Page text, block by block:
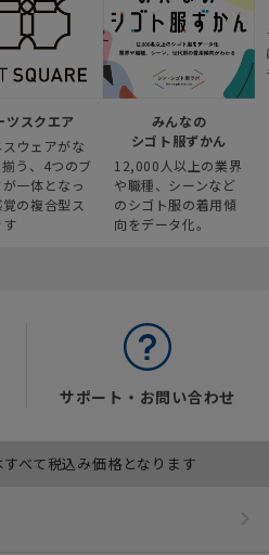
ツスクエア
スウェアがな
う、4つのブ
が一体となっ
の複合型ス
す
みんなの
シゴト服ずかん
12,000人以上の業界
や職種、シーンなど
のシゴト服の着用傾
向をデータ化。
サポート・お問い合わせ
べて税込み価格となります